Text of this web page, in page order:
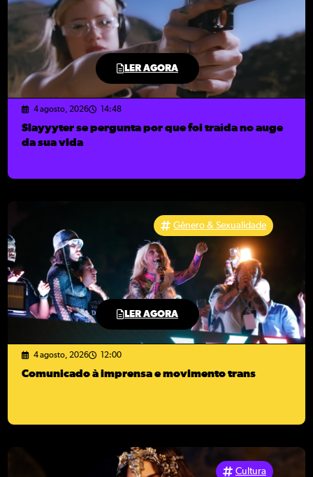
LER AGORA
4 agosto, 2026 14:48
Slayyyter se pergunta por que foi traída no auge
da sua vida
LER AGORA
Gênero & Sexualidade
4 agosto, 2026 12:00
Comunicado à imprensa e movimento trans
Cultura